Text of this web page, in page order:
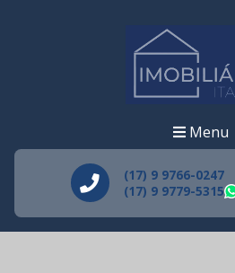
Menu
(17) 9 9766-0247
(17) 9 9779-5315